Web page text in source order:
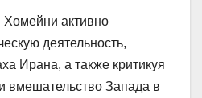
Хомейни активно
деятельность,
Ирана, а также критикуя
вмешательство Запада в